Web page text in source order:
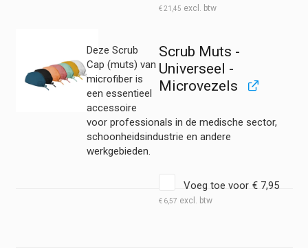
€21,45
Scrub Muts -
Universeel -
Microvezels
Deze Scrub
Cap (muts) van
microfiber is
een essentieel
accessoire
voor professionals in de medische sector,
schoonheidsindustrie en andere
werkgebieden.
Voeg toe voor € 7,95
€6,57